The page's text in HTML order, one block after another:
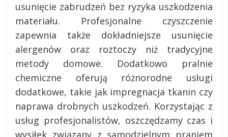
usunięcie zabrudzeń bez ryzyka uszkodzenia
materiału. Profesjonalne czyszczenie
zapewnia także dokładniejsze usunięcie
alergenów oraz roztoczy niż tradycyjne
metody domowe. Dodatkowo pralnie
chemiczne oferują różnorodne usługi
dodatkowe, takie jak impregnacja tkanin czy
naprawa drobnych uszkodzeń. Korzystając z
usług profesjonalistów, oszczędzamy czas i
wysiłek związany z samodzielnym praniem